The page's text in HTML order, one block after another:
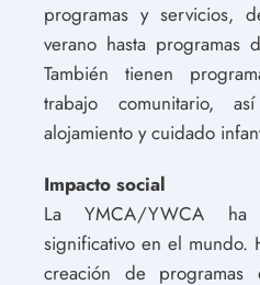
programas y servicios,
verano hasta programas
También tienen
trabajo comunitario,
alojamiento y cuidado
Impacto social
La YMCA/YWCA
significativo en el mundo.
creación de